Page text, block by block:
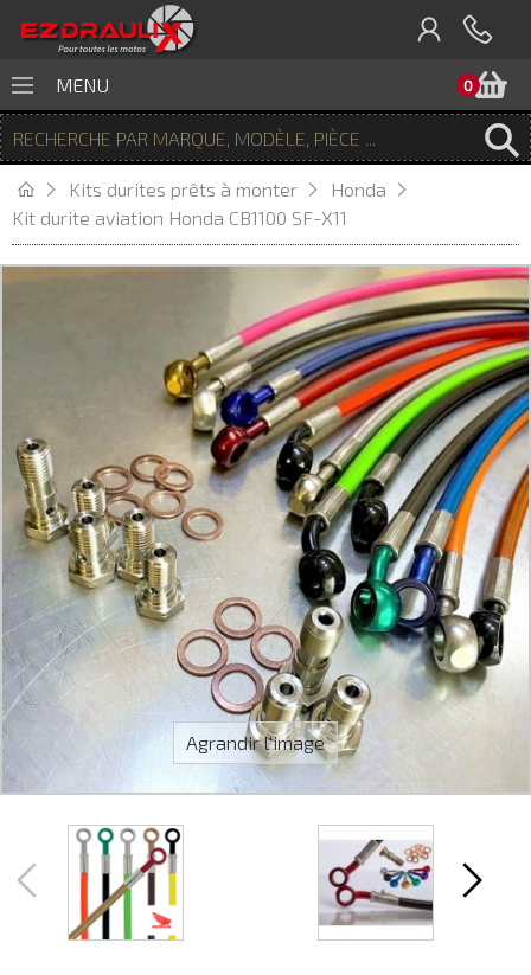
0
MENU
Kits durites prêts à monter
Honda
Kit durite aviation Honda CB1100 SF-X11
Agrandir l'image